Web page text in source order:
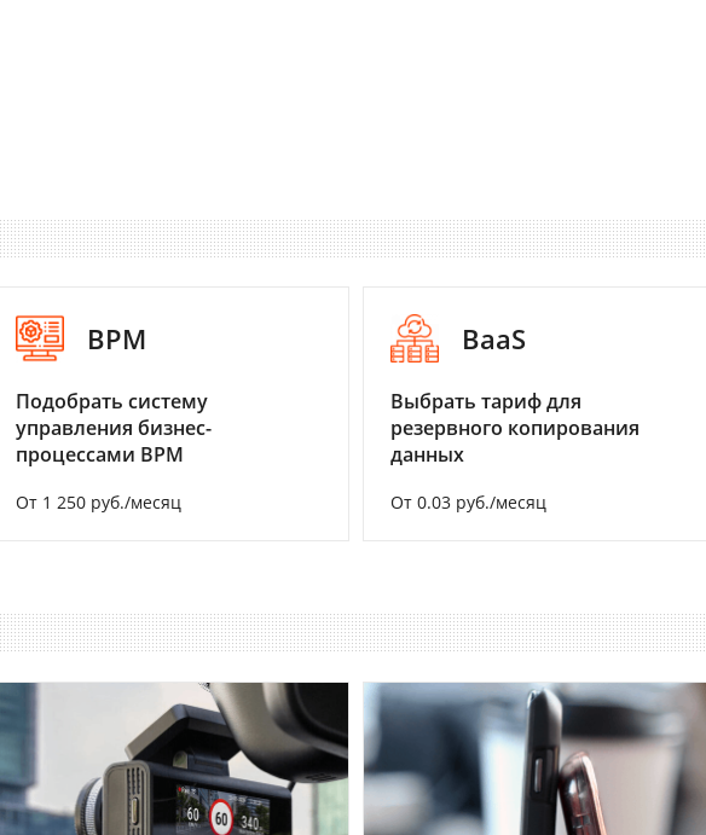
BPM
Подобрать систему
управления бизнес-
процессами BPM
От 1 250 руб./месяц
BaaS
Выбрать тариф для
резервного копирования
данных
От 0.03 руб./месяц